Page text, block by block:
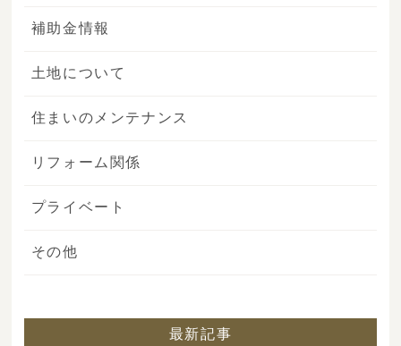
補助金情報
土地について
住まいのメンテナンス
リフォーム関係
プライベート
その他
最新記事